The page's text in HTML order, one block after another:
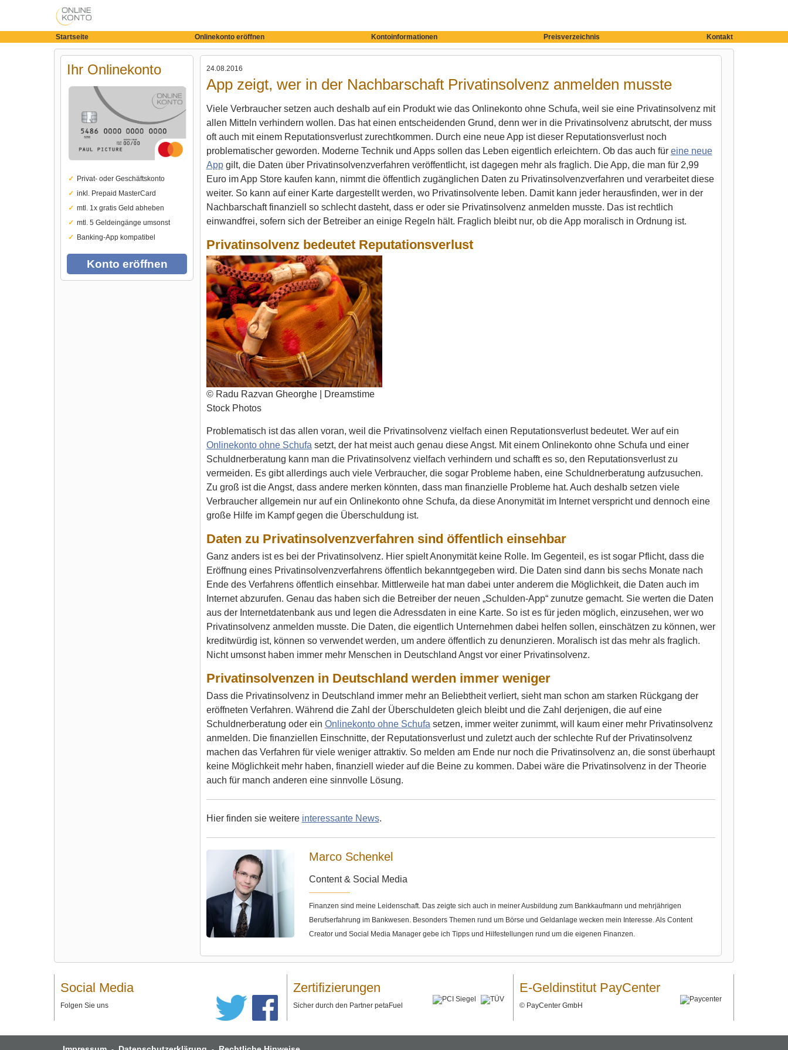
Startseite Onlinekonto eröffnen Kontoinformationen Preisverzeichnis Kontakt
Ihr Onlinekonto
Privat- oder Geschäftskonto
inkl. Prepaid MasterCard
mtl. 1x gratis Geld abheben
mtl. 5 Geldeingänge umsonst
Banking-App kompatibel
Konto eröffnen
24.08.2016
App zeigt, wer in der Nachbarschaft Privatinsolvenz anmelden musste
Viele Verbraucher setzen auch deshalb auf ein Produkt wie das Onlinekonto ohne Schufa, weil sie eine Privatinsolvenz mit
allen Mitteln verhindern wollen. Das hat einen entscheidenden Grund, denn wer in die Privatinsolvenz abrutscht, der muss
oft auch mit einem Reputationsverlust zurechtkommen. Durch eine neue App ist dieser Reputationsverlust noch
problematischer geworden. Moderne Technik und Apps sollen das Leben eigentlich erleichtern. Ob das auch für eine neue
Appgilt, die Daten über Privatinsolvenzverfahren veröffentlicht, ist dagegen mehr als fraglich. Die App, die man für 2,99
Euro im App Store kaufen kann, nimmt die öffentlich zugänglichen Daten zu Privatinsolvenzverfahren und verarbeitet diese
weiter. So kann auf einer Karte dargestellt werden, wo Privatinsolvente leben. Damit kann jeder herausfinden, wer in der
Nachbarschaft finanziell so schlecht dasteht, dass er oder sie Privatinsolvenz anmelden musste. Das ist rechtlich
einwandfrei, sofern sich der Betreiber an einige Regeln hält. Fraglich bleibt nur, ob die App moralisch in Ordnung ist.
Privatinsolvenz bedeutet Reputationsverlust
© Radu Razvan Gheorghe | Dreamstime
Stock Photos
Problematisch ist das allen voran, weil die Privatinsolvenz vielfach einen Reputationsverlust bedeutet. Wer auf ein
Onlinekonto ohne Schufasetzt, der hat meist auch genau diese Angst. Mit einem Onlinekonto ohne Schufa und einer
Schuldnerberatung kann man die Privatinsolvenz vielfach verhindern und schafft es so, den Reputationsverlust zu
vermeiden. Es gibt allerdings auch viele Verbraucher, die sogar Probleme haben, eine Schuldnerberatung aufzusuchen.
Zu groß ist die Angst, dass andere merken könnten, dass man finanzielle Probleme hat. Auch deshalb setzen viele
Verbraucher allgemein nur auf ein Onlinekonto ohne Schufa, da diese Anonymität im Internet verspricht und dennoch eine
große Hilfe im Kampf gegen die Überschuldung ist.
Daten zu Privatinsolvenzverfahren sind öffentlich einsehbar
Ganz anders ist es bei der Privatinsolvenz. Hier spielt Anonymität keine Rolle. Im Gegenteil, es ist sogar Pflicht, dass die
Eröffnung eines Privatinsolvenzverfahrens öffentlich bekanntgegeben wird. Die Daten sind dann bis sechs Monate nach
Ende des Verfahrens öffentlich einsehbar. Mittlerweile hat man dabei unter anderem die Möglichkeit, die Daten auch im
Internet abzurufen. Genau das haben sich die Betreiber der neuen „Schulden-App“ zunutze gemacht. Sie werten die Daten
aus der Internetdatenbank aus und legen die Adressdaten in eine Karte. So ist es für jeden möglich, einzusehen, wer wo
Privatinsolvenz anmelden musste. Die Daten, die eigentlich Unternehmen dabei helfen sollen, einschätzen zu können, wer
kreditwürdig ist, können so verwendet werden, um andere öffentlich zu denunzieren. Moralisch ist das mehr als fraglich.
Nicht umsonst haben immer mehr Menschen in Deutschland Angst vor einer Privatinsolvenz.
Privatinsolvenzen in Deutschland werden immer weniger
Dass die Privatinsolvenz in Deutschland immer mehr an Beliebtheit verliert, sieht man schon am starken Rückgang der
eröffneten Verfahren. Während die Zahl der Überschuldeten gleich bleibt und die Zahl derjenigen, die auf eine
Schuldnerberatung oder ein Onlinekonto ohne Schufasetzen, immer weiter zunimmt, will kaum einer mehr Privatinsolvenz
anmelden. Die finanziellen Einschnitte, der Reputationsverlust und zuletzt auch der schlechte Ruf der Privatinsolvenz
machen das Verfahren für viele weniger attraktiv. So melden am Ende nur noch die Privatinsolvenz an, die sonst überhaupt
keine Möglichkeit mehr haben, finanziell wieder auf die Beine zu kommen. Dabei wäre die Privatinsolvenz in der Theorie
auch für manch anderen eine sinnvolle Lösung.
Hier finden sie weitere interessante News.
Marco Schenkel
Content & Social Media
Finanzen sind meine Leidenschaft. Das zeigte sich auch in meiner Ausbildung zum Bankkaufmann und mehrjährigen
Berufserfahrung im Bankwesen. Besonders Themen rund um Börse und Geldanlage wecken mein Interesse. Als Content
Creator und Social Media Manager gebe ich Tipps und Hilfestellungen rund um die eigenen Finanzen.
Social Media
Folgen Sie uns
Zertifizierungen
Sicher durch den Partner petaFuel
E-Geldinstitut PayCenter
© PayCenter GmbH